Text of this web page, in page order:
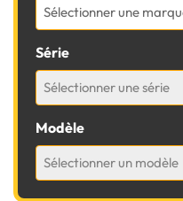
Sélectionner une
Série
Sélectionner une série
Modèle
Sélectionner un modèle